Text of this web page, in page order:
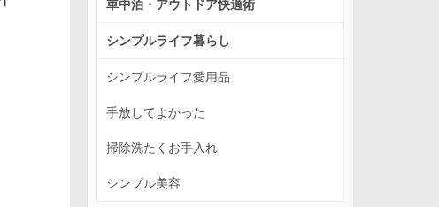
車中泊・アウトドア快適術
シンプルライフ暮らし
シンプルライフ愛用品
手放してよかった
掃除洗たくお手入れ
シンプル美容